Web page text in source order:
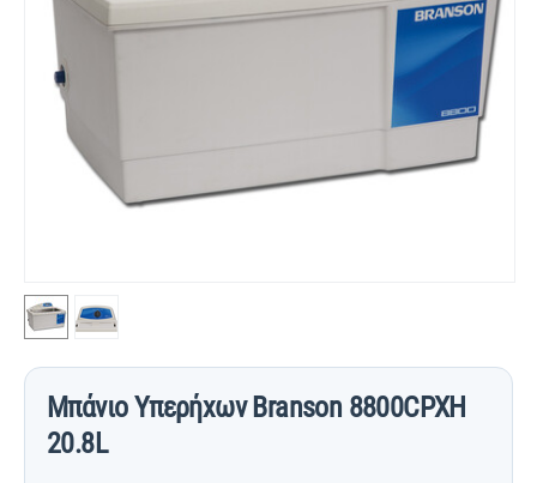
Μπάνιο Υπερήχων Branson 8800CPXH
20.8L